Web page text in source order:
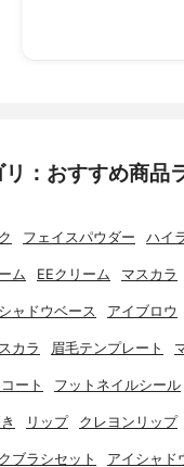
：おすすめ商品
フェイスパウダー ハイ
ム EEクリーム マスカラ
ャドウベース アイブロウ
カラ 眉毛テンプレート
ート フットネイルシール
リップ クレヨンリップ
ブラシセット アイシャド